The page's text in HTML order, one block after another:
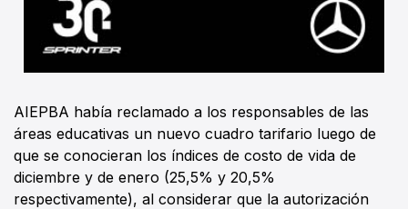
AIEPBA había reclamado a los responsables de las
áreas educativas un nuevo cuadro tarifario luego de
que se conocieran los índices de costo de vida de
diciembre y de enero (25,5% y 20,5%
respectivamente), al considerar que la autorización